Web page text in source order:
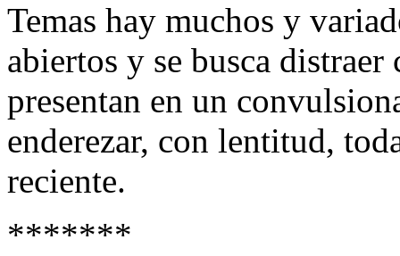
Temas hay muchos y
abiertos y se busca
presentan en un
enderezar, con lentitud,
reciente.
*******